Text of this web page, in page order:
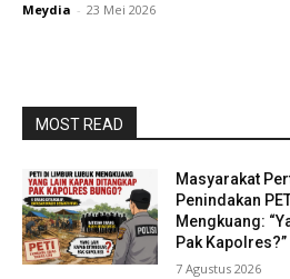
Meydia - 23 Mei 2026
MOST READ
Masyarakat
Penindakan
Mengkuang:
Pak Kapolres?”
7 Agustus 2026